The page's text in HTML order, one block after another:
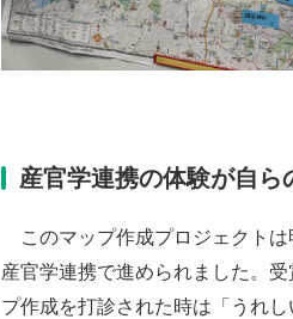
産官学連携の体験が自ら
このマップ作成プロジェクト
産官学連携で進められました。
プ作成を打診された時は「うれ